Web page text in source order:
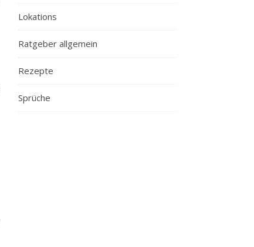
Lokations
Ratgeber allgemein
Rezepte
Sprüche